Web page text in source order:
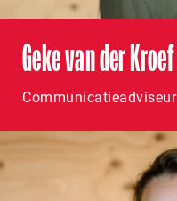
Geke van der Kroef
Communicatieadviseur